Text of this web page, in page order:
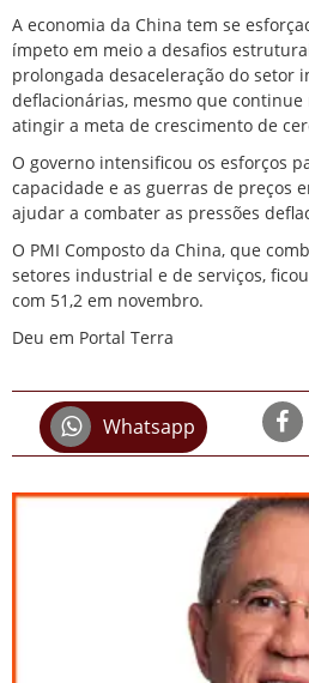
A economia da China tem se
ímpeto em meio a desafios
prolongada desaceleração do setor
deflacionárias, mesmo que
atingir a meta de crescimento de
O governo intensificou os esforços
capacidade e as guerras de preços
ajudar a combater as pressões
O PMI Composto da China, que
setores industrial e de serviços,
com 51,2 em novembro.
Deu em Portal Terra
Whatsapp